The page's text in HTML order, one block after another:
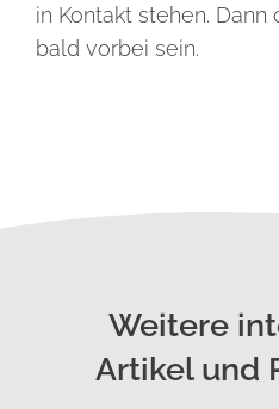
in Kontakt stehen.
bald vorbei sein.
Weitere
Artikel und